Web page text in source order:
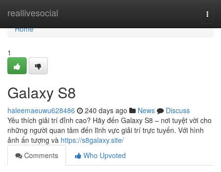
reallivesocial
Home
Home
1
Galaxy S8
haleemaeuwu628486 240 days ago News
Discuss
Yêu thích giải trí đỉnh cao? Hãy đến Galaxy S8 – nơi tuyệt vời cho
những người quan tâm đến lĩnh vực giải trí trực tuyến. Với hình
ảnh ấn tượng và https://s8galaxy.site/
Comments
Who Upvoted